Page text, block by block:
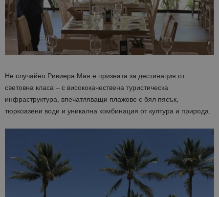
Не случайно Ривиера Мая е призната за дестинация от
световна класа – с висококачествена туристическа
инфраструктура, впечатляващи плажове с бял пясък,
тюркоазени води и уникална комбинация от култура и природа.